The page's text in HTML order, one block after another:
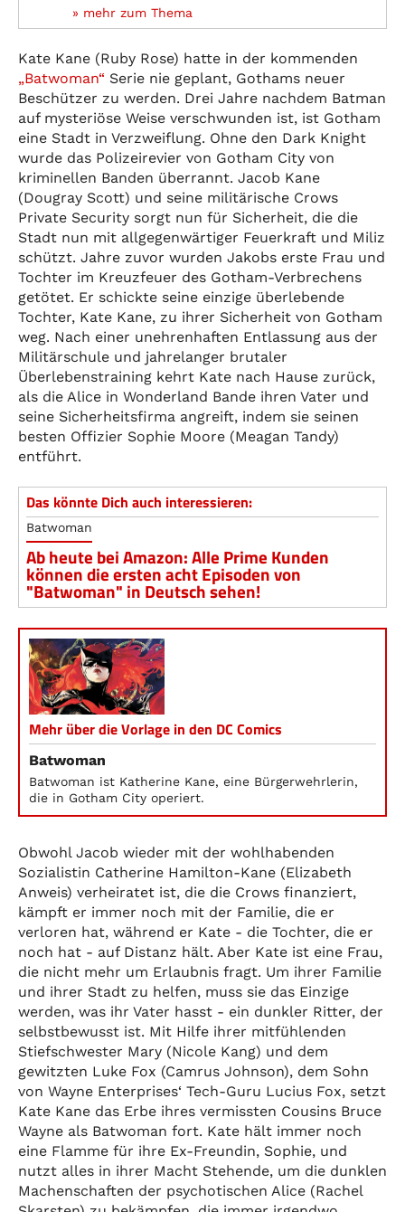
» mehr zum Thema
Kate Kane (Ruby Rose) hatte in der kommenden
„Batwoman“ Serie nie geplant, Gothams neuer
Beschützer zu werden. Drei Jahre nachdem Batman
auf mysteriöse Weise verschwunden ist, ist Gotham
eine Stadt in Verzweiflung. Ohne den Dark Knight
wurde das Polizeirevier von Gotham City von
kriminellen Banden überrannt. Jacob Kane
(Dougray Scott) und seine militärische Crows
Private Security sorgt nun für Sicherheit, die die
Stadt nun mit allgegenwärtiger Feuerkraft und Miliz
schützt. Jahre zuvor wurden Jakobs erste Frau und
Tochter im Kreuzfeuer des Gotham-Verbrechens
getötet. Er schickte seine einzige überlebende
Tochter, Kate Kane, zu ihrer Sicherheit von Gotham
weg. Nach einer unehrenhaften Entlassung aus der
Militärschule und jahrelanger brutaler
Überlebenstraining kehrt Kate nach Hause zurück,
als die Alice in Wonderland Bande ihren Vater und
seine Sicherheitsfirma angreift, indem sie seinen
besten Offizier Sophie Moore (Meagan Tandy)
entführt.
Das könnte Dich auch interessieren:
Batwoman
Ab heute bei Amazon: Alle Prime Kunden
können die ersten acht Episoden von
"Batwoman" in Deutsch sehen!
Mehr über die Vorlage in den DC Comics
Batwoman
Batwoman ist Katherine Kane, eine Bürgerwehrlerin,
die in Gotham City operiert.
Obwohl Jacob wieder mit der wohlhabenden
Sozialistin Catherine Hamilton-Kane (Elizabeth
Anweis) verheiratet ist, die die Crows finanziert,
kämpft er immer noch mit der Familie, die er
verloren hat, während er Kate - die Tochter, die er
noch hat - auf Distanz hält. Aber Kate ist eine Frau,
die nicht mehr um Erlaubnis fragt. Um ihrer Familie
und ihrer Stadt zu helfen, muss sie das Einzige
werden, was ihr Vater hasst - ein dunkler Ritter, der
selbstbewusst ist. Mit Hilfe ihrer mitfühlenden
Stiefschwester Mary (Nicole Kang) und dem
gewitzten Luke Fox (Camrus Johnson), dem Sohn
von Wayne Enterprises‘ Tech-Guru Lucius Fox, setzt
Kate Kane das Erbe ihres vermissten Cousins Bruce
Wayne als Batwoman fort. Kate hält immer noch
eine Flamme für ihre Ex-Freundin, Sophie, und
nutzt alles in ihrer Macht Stehende, um die dunklen
Machenschaften der psychotischen Alice (Rachel